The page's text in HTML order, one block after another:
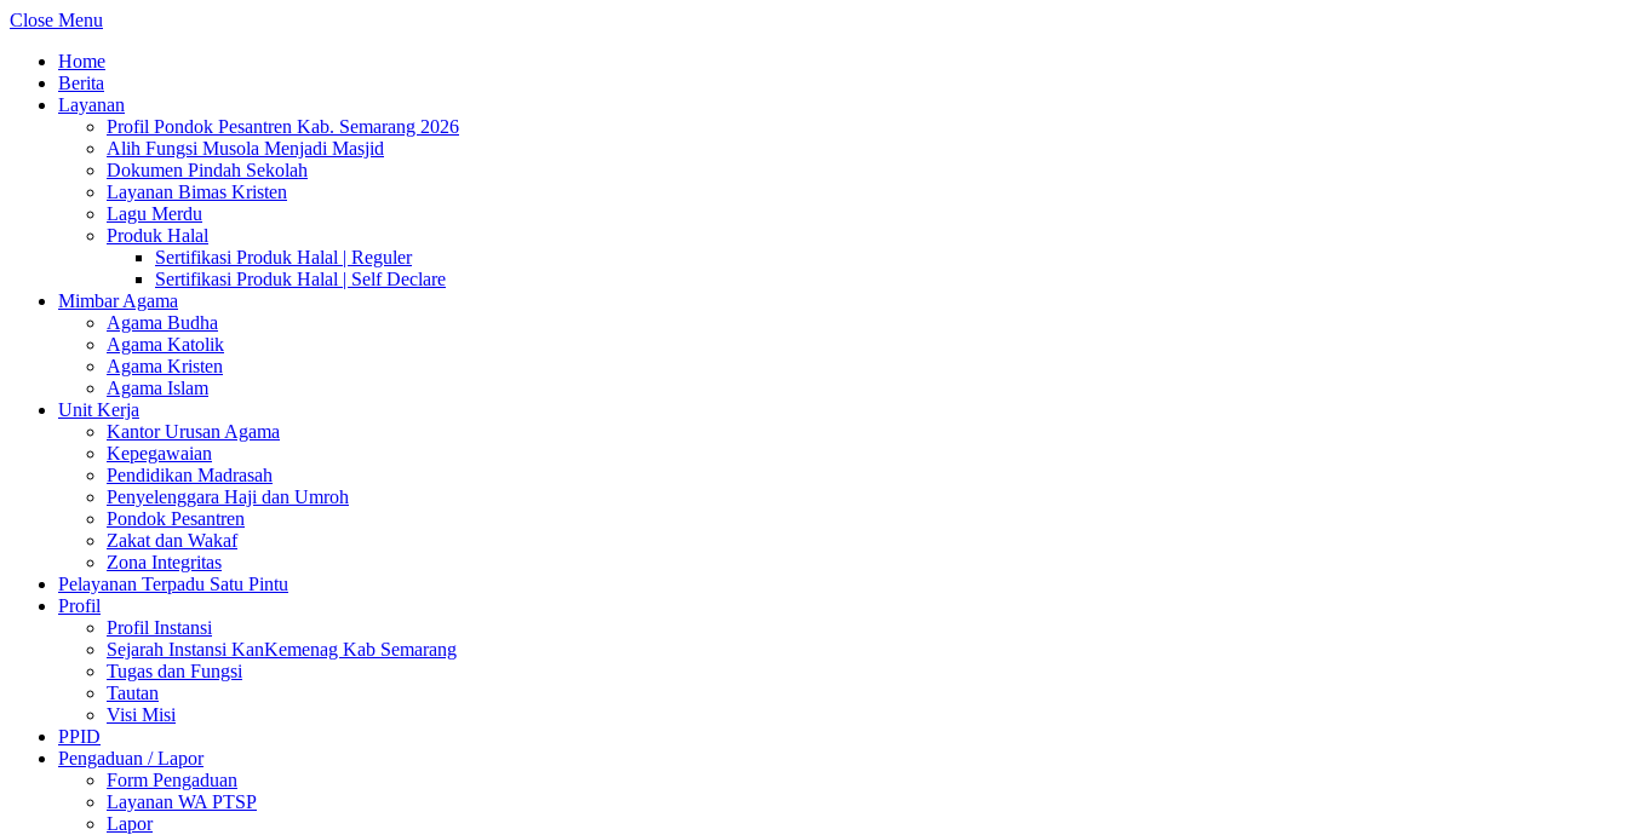
Close Menu
Home
Berita
Layanan
Profil Pondok Pesantren Kab. Semarang 2026
Alih Fungsi Musola Menjadi Masjid
Dokumen Pindah Sekolah
Layanan Bimas Kristen
Lagu Merdu
Produk Halal
Sertifikasi Produk Halal | Reguler
Sertifikasi Produk Halal | Self Declare
Mimbar Agama
Agama Budha
Agama Katolik
Agama Kristen
Agama Islam
Unit Kerja
Kantor Urusan Agama
Kepegawaian
Pendidikan Madrasah
Penyelenggara Haji dan Umroh
Pondok Pesantren
Zakat dan Wakaf
Zona Integritas
Pelayanan Terpadu Satu Pintu
Profil
Profil Instansi
Sejarah Instansi KanKemenag Kab Semarang
Tugas dan Fungsi
Tautan
Visi Misi
PPID
Pengaduan / Lapor
Form Pengaduan
Layanan WA PTSP
Lapor